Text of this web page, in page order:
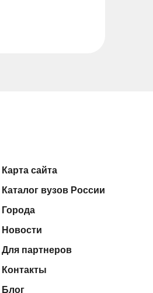
Карта сайта
Каталог вузов России
Города
Новости
Для партнеров
Контакты
Блог